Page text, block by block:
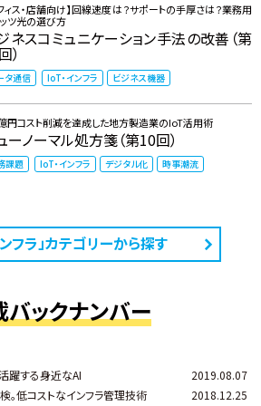
ィス・店舗向け】回線速度は？サポートの手厚さは？業務用
ツ光の選び方
ネスコミュニケーション手法の改善（第
）
タ通信 IoT・インフラ ビジネス機器
円コスト削減を達成した地方製造業のIoT活用術
ーノーマル処方箋（第10回）
課題 IoT・インフラ デジタル化 時事潮流
ンフラ」カテゴリーから探す
バックナンバー
躍する身近なAI
2019.08.07
。低コストなインフラ管理技術
2018.12.25